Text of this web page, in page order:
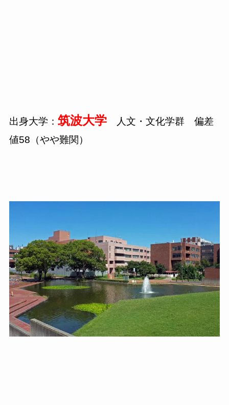
出身大学： 筑波大学人文・文化学群 偏差
値58（やや難関）